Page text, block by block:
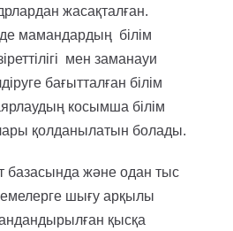
жасақталған.
мамандардың білім
мен заманауи
бағытталған білім
косымша білім
қолданылатын болады.
базасында және одан тыс
шығу арқылы
қысқа